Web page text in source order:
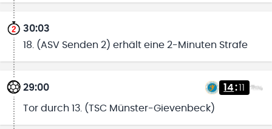
30:03
18. (ASV Senden 2) erhält eine 2-Minuten Strafe
29:00 14:11
Tor durch 13. (TSC Münster-Gievenbeck)